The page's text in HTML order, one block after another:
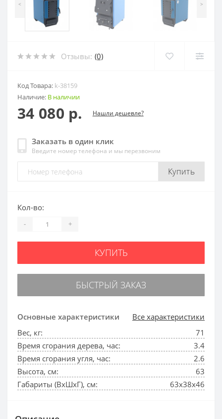
< >
Отзывы: (0)
Код Товара: k-38159
Наличие: В наличии
34 080 р. Нашли дешевле?
Заказать в один клик
Введите номер телефона и мы перезвоним
Купить
Основные характеристики
Все характеристики
Вес, кг:
71
Время сгорания дерева, час:
3.4
Время сгорания угля, час:
2.6
Высота, см:
63
Габариты (ВхШхГ), см:
63x38x46
Кол-во:
- +
КУПИТЬ
БЫСТРЫЙ ЗАКАЗ